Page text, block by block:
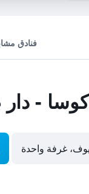
فنادق
- دار